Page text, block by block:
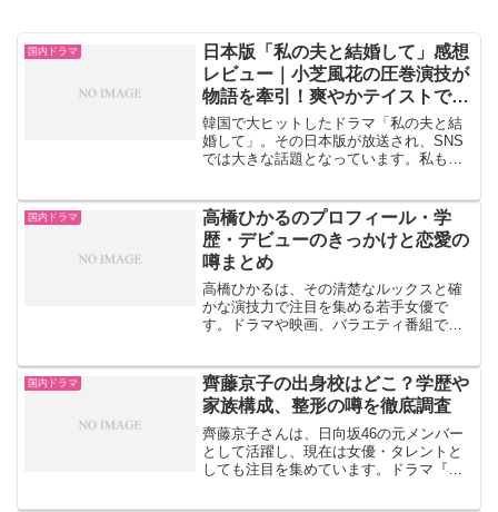
国内ドラマ
日本版「私の夫と結婚して」感想
レビュー｜小芝風花の圧巻演技が
物語を牽引！爽やかテイストで観
やすい復讐劇
韓国で大ヒットしたドラマ「私の夫と結
婚して」。その日本版が放送され、SNS
では大きな話題となっています。私も原
は“良い意味で別物”。スッと観られるライ
トさと、小芝風花さん...
国内ドラマ
高橋ひかるのプロフィール・学
歴・デビューのきっかけと恋愛の
噂まとめ
高橋ひかるは、その清楚なルックスと確
かな演技力で注目を集める若手女優で
す。ドラマや映画、バラエティ番組でも
橋ひかるさんのプロフィール 芸能界デビ
ューのきっかけ 学歴 ...
国内ドラマ
齊藤京子の出身校はどこ？学歴や
家族構成、整形の噂を徹底調査
齊藤京子さんは、日向坂46の元メンバー
として活躍し、現在は女優・タレントと
しても注目を集めています。ドラマ『泥